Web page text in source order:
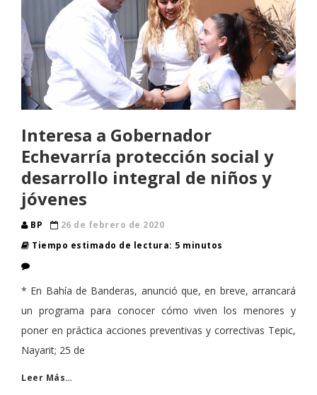
Interesa a Gobernador
Echevarría protección social y
desarrollo integral de niños y
jóvenes
BP
26 de febrero de 2020
Tiempo estimado de lectura: 5 minutos
* En Bahía de Banderas, anunció que, en breve, arrancará
un programa para conocer cómo viven los menores y
poner en práctica acciones preventivas y correctivas Tepic,
Nayarit; 25 de
Leer Más…